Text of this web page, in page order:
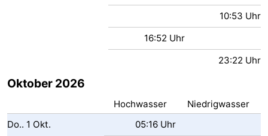
10:53 Uhr
16:52 Uhr
23:22 Uhr
Oktober 2026
Hochwasser
Niedrigwasser
Do.. 1 Okt.
05:16 Uhr